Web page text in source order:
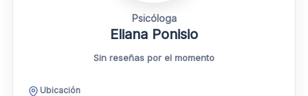
Psicóloga
Eliana Ponisio
Sin reseñas por el momento
Ubicación